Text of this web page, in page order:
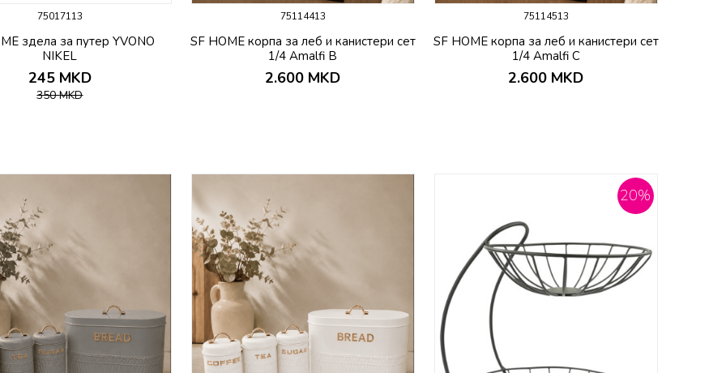
75017113
здела за путер YVONO
NIKEL
245 MKD
350MKD
75114413
SF HOME корпа за леб и канистери сет
1/4 Amalfi B
2.600 MKD
75114513
SF HOME корпа за леб и канистери сет
1/4 Amalfi C
2.600 MKD
20%